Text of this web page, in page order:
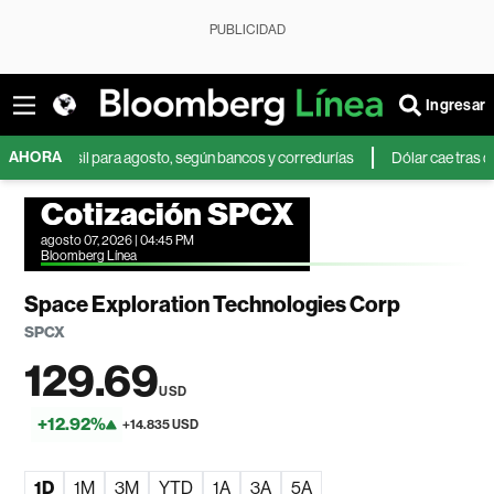
PUBLICIDAD
Ingresar
AHORApara agosto, según bancos y corredurías Dólar cae tras débil dato
Cotización SPCX
agosto 07, 2026 | 04:45 PM
Bloomberg Línea
Space Exploration Technologies Corp
SPCX
129.69USD
+12.92% +14.835 USD
1D 1M 3M YTD 1A 3A 5A